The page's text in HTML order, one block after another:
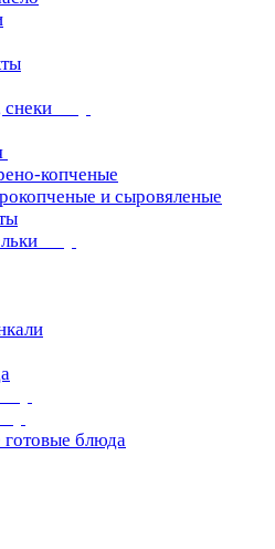
копченые
и сыровяленые
блюда